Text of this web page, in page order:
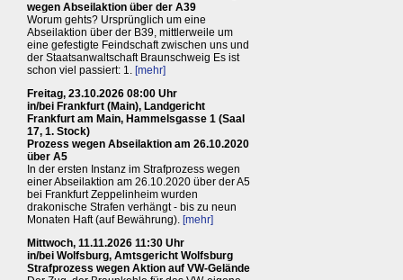
wegen Abseilaktion über der A39
Worum gehts? Ursprünglich um eine
Abseilaktion über der B39, mittlerweile um
eine gefestigte Feindschaft zwischen uns und
der Staatsanwaltschaft Braunschweig Es ist
schon viel passiert: 1. [mehr]
Freitag, 23.10.2026 08:00 Uhr
in/bei Frankfurt (Main), Landgericht
Frankfurt am Main, Hammelsgasse 1 (Saal
17, 1. Stock)
Prozess wegen Abseilaktion am 26.10.2020
über A5
In der ersten Instanz im Strafprozess wegen
einer Abseilaktion am 26.10.2020 über der A5
bei Frankfurt Zeppelinheim wurden
drakonische Strafen verhängt - bis zu neun
Monaten Haft (auf Bewährung). [mehr]
Mittwoch, 11.11.2026 11:30 Uhr
in/bei Wolfsburg, Amtsgericht Wolfsburg
Strafprozess wegen Aktion auf VW-Gelände